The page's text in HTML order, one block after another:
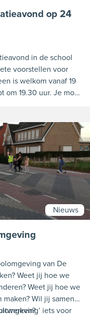
op 24
in de school
voorstellen voor
is welkom vanaf 19
om 19.30 uur. Je moet
zijn ook welkom
via
Nieuws
van De
Weet jij hoe we
Weet jij hoe we
Wil jij samen
iets voor